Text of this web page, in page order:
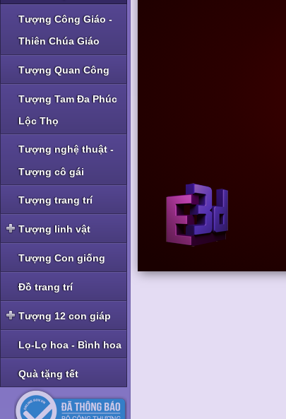
Tượng Công Giáo -
Thiên Chúa Giáo
Tượng Quan Công
Tượng Tam Đa Phúc
Lộc Thọ
Tượng nghệ thuật -
Tượng cô gái
Tượng trang trí
Tượng linh vật
Tượng linh vật Nghê -
Tỳ Hưu
Tượng linh vật Rồng
Thiềm Thừ
Tượng Con giống
Đồ trang trí
Tượng 12 con giáp
Tượng bộ Giáp bé
Tượng bộ Giáp nhỡ
Tượng bộ Giáp to
Tượng bộ Giáp hoa
Lọ-Lọ hoa - Bình hoa
Quà tặng tết